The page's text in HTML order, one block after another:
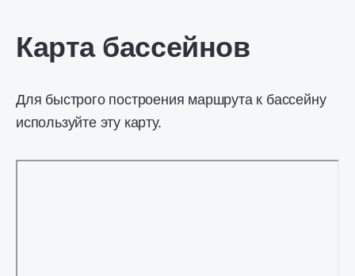
Карта бассейнов
Для быстрого построения маршрута к бассейну
используйте эту карту.